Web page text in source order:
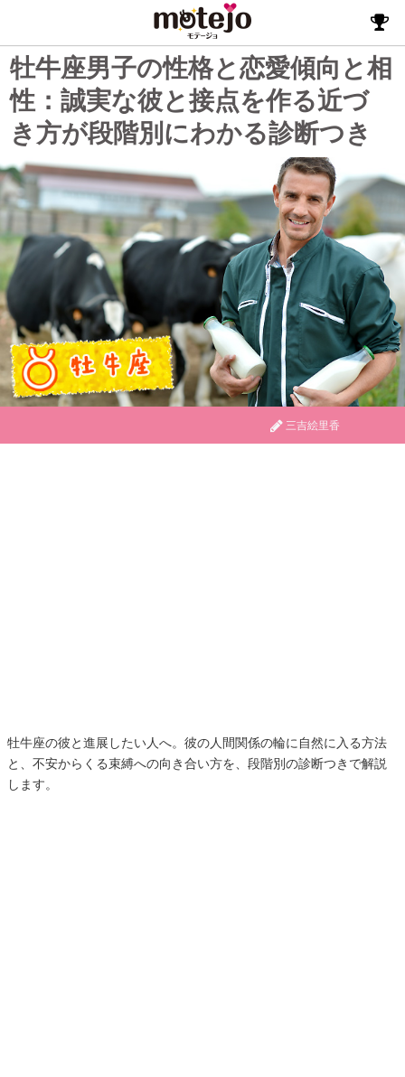
牡牛座男子の性格と恋愛傾向と相
性：誠実な彼と接点を作る近づ
き方が段階別にわかる診断つき
三吉絵里香
牡牛座の彼と進展したい人へ。彼の人間関係の輪に自然に入る方法
と、不安からくる束縛への向き合い方を、段階別の診断つきで解説
します。